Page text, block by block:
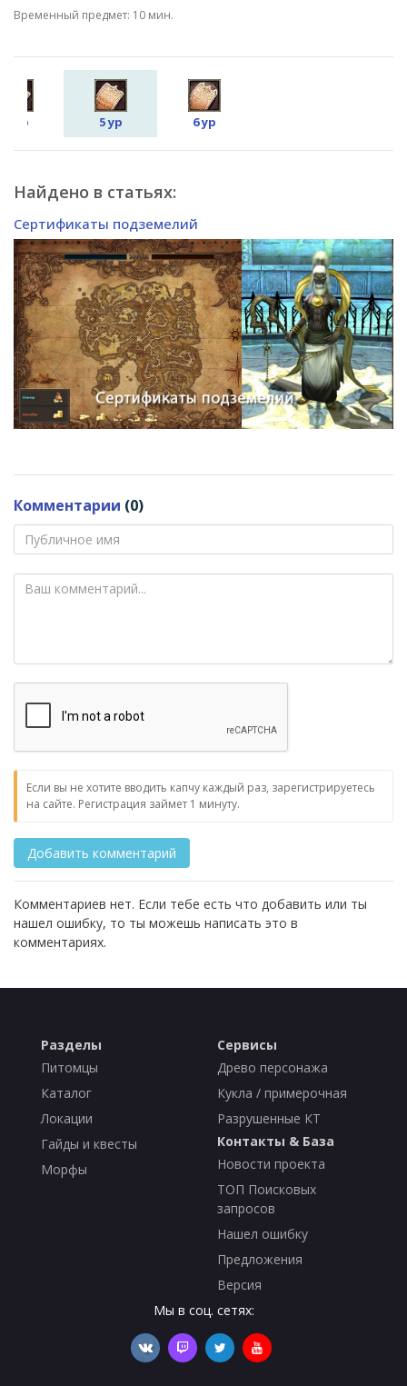
Временный предмет: 10 мин.
4 ур 5 ур 6 ур
Найдено в статьях:
Сертификаты подземелий
Комментарии (0)
Если вы не хотите вводить капчу каждый раз, зарегистрируетесь
на сайте. Регистрация займет 1 минуту.
Комментариев нет. Если тебе есть что добавить или ты
нашел ошибку, то ты можешь написать это в
комментариях.
Разделы
Питомцы
Каталог
Локации
Гайды и квесты
Морфы
Сервисы
Древо персонажа
Кукла / примерочная
Разрушенные КТ
Контакты & База
Новости проекта
ТОП Поисковых
запросов
Нашел ошибку
Предложения
Версия
Мы в соц. сетях: